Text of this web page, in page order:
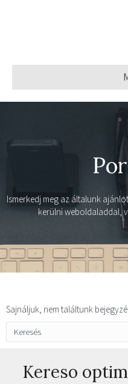
Ismerkedj meg az általunk
kerülni weboldaladdal,
Sajnáljuk, nem találtunk
Kereso